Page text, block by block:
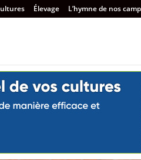
Élevage L’hymne de nos